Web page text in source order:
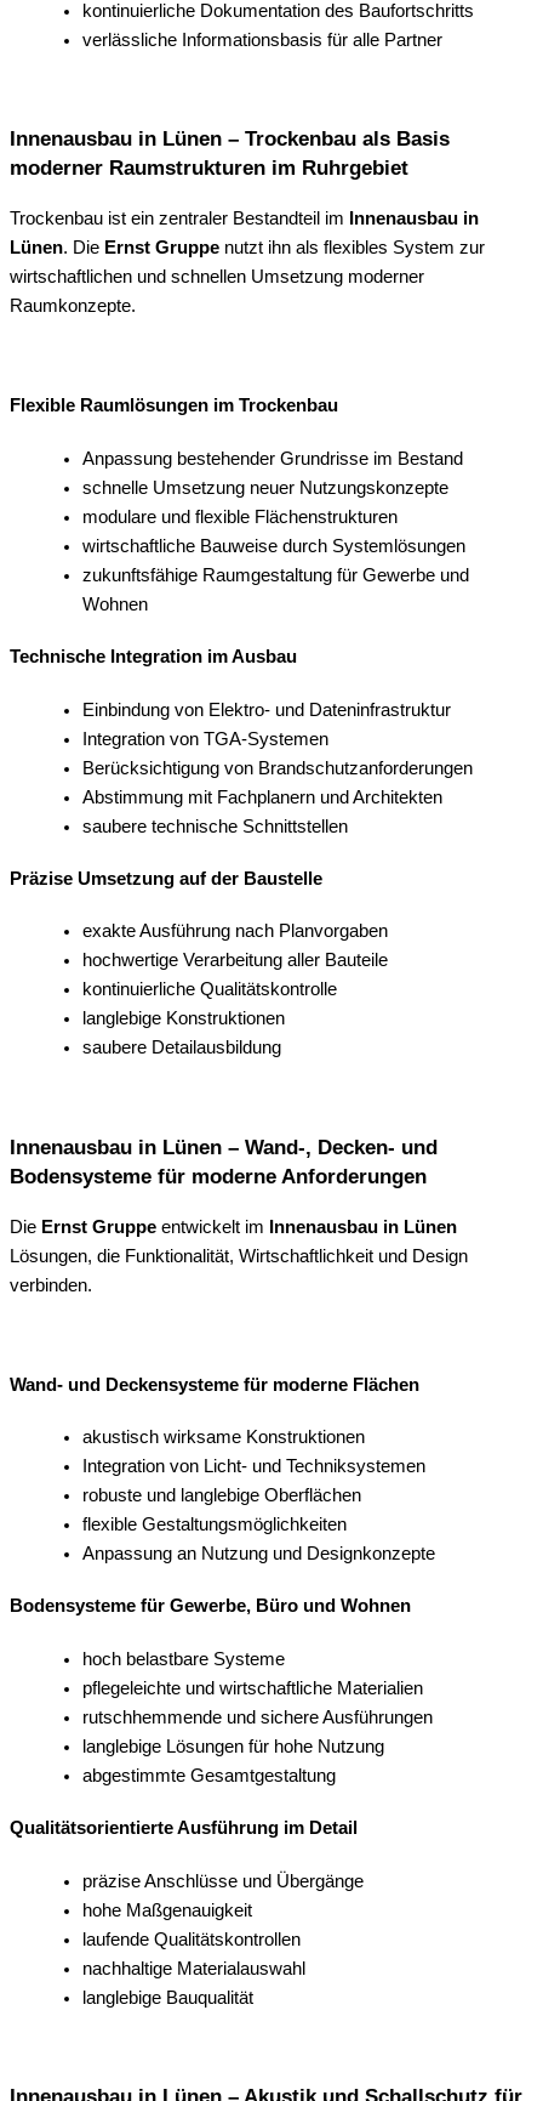
kontinuierliche Dokumentation des Baufortschritts
verlässliche Informationsbasis für alle Partner
Innenausbau in Lünen – Trockenbau als Basis
moderner Raumstrukturen im Ruhrgebiet
Trockenbau ist ein zentraler Bestandteil im
Innenausbau in
Lünen. Die Ernst Gruppe nutzt ihn als flexibles System zur
wirtschaftlichen und schnellen Umsetzung moderner
Raumkonzepte.
Flexible Raumlösungen im Trockenbau
Anpassung bestehender Grundrisse im Bestand
schnelle Umsetzung neuer Nutzungskonzepte
modulare und flexible Flächenstrukturen
wirtschaftliche Bauweise durch Systemlösungen
zukunftsfähige Raumgestaltung für Gewerbe und
Wohnen
Technische Integration im Ausbau
Einbindung von Elektro- und Dateninfrastruktur
Integration von TGA-Systemen
Berücksichtigung von Brandschutzanforderungen
Abstimmung mit Fachplanern und Architekten
saubere technische Schnittstellen
Präzise Umsetzung auf der Baustelle
exakte Ausführung nach Planvorgaben
hochwertige Verarbeitung aller Bauteile
kontinuierliche Qualitätskontrolle
langlebige Konstruktionen
saubere Detailausbildung
Innenausbau in Lünen – Wand-, Decken- und
Bodensysteme für moderne Anforderungen
Die Ernst Gruppe entwickelt im
Innenausbau in Lünen
Lösungen, die Funktionalität, Wirtschaftlichkeit und Design
verbinden.
Wand- und Deckensysteme für moderne Flächen
akustisch wirksame Konstruktionen
Integration von Licht- und Techniksystemen
robuste und langlebige Oberflächen
flexible Gestaltungsmöglichkeiten
Anpassung an Nutzung und Designkonzepte
Bodensysteme für Gewerbe, Büro und Wohnen
hoch belastbare Systeme
pflegeleichte und wirtschaftliche Materialien
rutschhemmende und sichere Ausführungen
langlebige Lösungen für hohe Nutzung
abgestimmte Gesamtgestaltung
Qualitätsorientierte Ausführung im Detail
präzise Anschlüsse und Übergänge
hohe Maßgenauigkeit
laufende Qualitätskontrollen
nachhaltige Materialauswahl
langlebige Bauqualität